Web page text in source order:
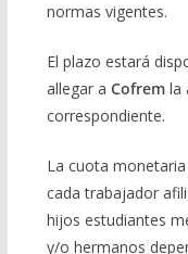
normas vigentes.
El plazo estará
allegar a Cofremla
correspondiente.
La cuota
cada trabajador
hijos estudiantes
y/o hermanos